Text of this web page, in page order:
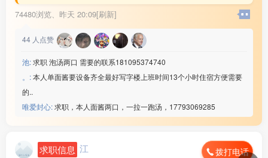
74480浏览、 昨天 20:09[刷新]
44 人点赞
池:求职 泡汤两口 需要的联系181095374740
。:本人单面酱要设备齐全最好写字楼上班时间13个小时住宿方便需要
的..
唯爱封心:求职，本人面酱两口，一拉一跑汤，17793069285
求职信息 江 拨打电话